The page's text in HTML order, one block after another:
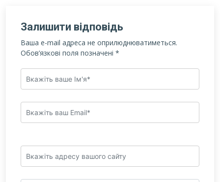
Залишити відповідь
Ваша e-mail адреса не оприлюднюватиметься.
Обов’язкові поля позначені *